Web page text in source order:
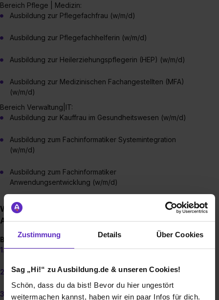
Zustimmung Details Über Cookies
Sag „Hi!“ zu Ausbildung.de & unseren Cookies!
Schön, dass du da bist! Bevor du hier ungestört
weitermachen kannst, haben wir ein paar Infos für dich.
Bereich Pflege | Medizin:
Ausbildung zur Pflegefachfrau (w/m/d)
Ausbildung zur Pflegefachhelferin (w/m/d)
Ausbildung zur Heilerziehungspflegerin (HEP) (w/m/d)
Ausbildung zur Medizinischen Fachangestellten (MFA)
(w/m/d)
Bereich Verwaltung|IT:
Ausbildung zur Kauffrau im Gesundheitswesen (w/m/d)
Ausbildung zum Fachinformatiker Systemintegration
(w/m/d)
Ausbildung zum Fachinformatiker
Anwendungsentwicklung (w/m/d)
Wie sieht der Bewerbungsprozess für die
Ausbildung als Pflegefachmann (w/m/d) aus?
Bewerbungsunterlagen:
Lebenslauf
letztes Schul-/Abschlusszeugnis
Praktikumsbescheinigungen , Arbeitszeugnisse oder